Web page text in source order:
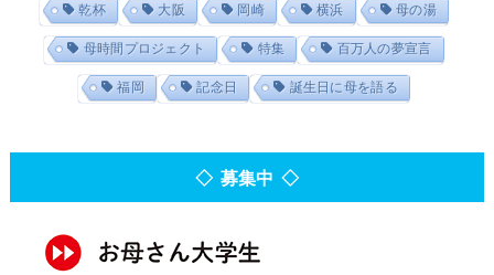
乾杯 大阪 岡崎 横浜 母の湯
母時間プロジェクト 特集 百万人の夢宣言
福岡 記念日 誕生日に母を語る
◇ 募集中 ◇